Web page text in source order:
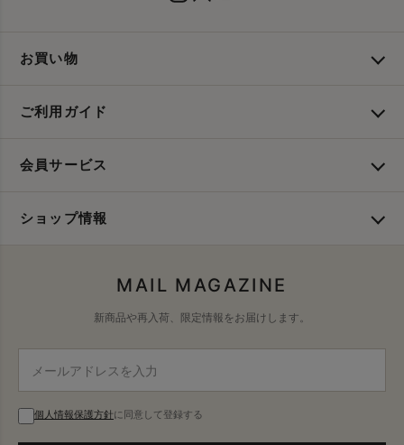
お買い物
ご利用ガイド
会員サービス
ショップ情報
MAIL MAGAZINE
新商品や再入荷、限定情報をお届けします。
個人情報保護方針に同意して登録する